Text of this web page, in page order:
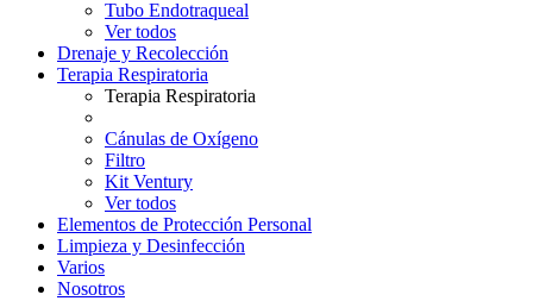
Tubo Endotraqueal
Ver todos
Drenaje y Recolección
Terapia Respiratoria
Terapia Respiratoria
Cánulas de Oxígeno
Filtro
Kit Ventury
Ver todos
Elementos de Protección Personal
Limpieza y Desinfección
Varios
Nosotros